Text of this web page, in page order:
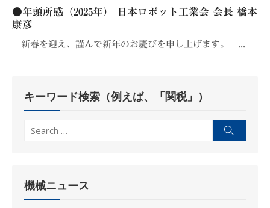
on
●年頭所感（2025年） 日本ロボット工業会 会長 橋本
康彦
新春を迎え、謹んで新年のお慶びを申し上げます。 ...
キーワード検索（例えば、「関税」）
Search
機械ニュース